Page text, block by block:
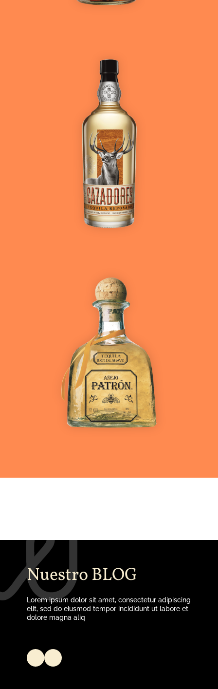
Ver más
Ver más
Nuestro BLOG
Lorem ipsum dolor sit amet, consectetur adipiscing
elit, sed do eiusmod tempor incididunt ut labore et
dolore magna aliq